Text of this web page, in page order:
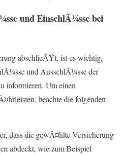
und EinschlÃ¼sse bei
abschlieÃŸt, ist es wichtig,
und AusschlÃ¼sse der
informieren. Um einen
beachte die folgenden
dass die gewÃ¤hlte Versicherung
abdeckt, wie zum Beispiel